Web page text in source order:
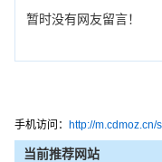
暂时没有网友留言！
手机访问： http://m.cdmoz.cn/
当前推荐网站